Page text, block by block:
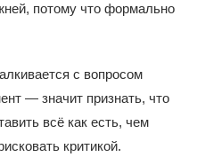
потому что формально
с вопросом
— значит признать, что
всё как есть, чем
критикой.